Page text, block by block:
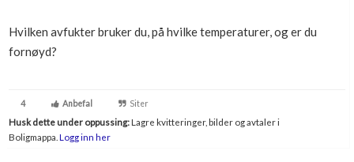
Hvilken avfukter bruker du, på hvilke temperaturer, og er du
fornøyd?
4 Anbefal Siter
Husk dette under oppussing:Lagre kvitteringer, bilder og avtaler i
Boligmappa. Logg inn her